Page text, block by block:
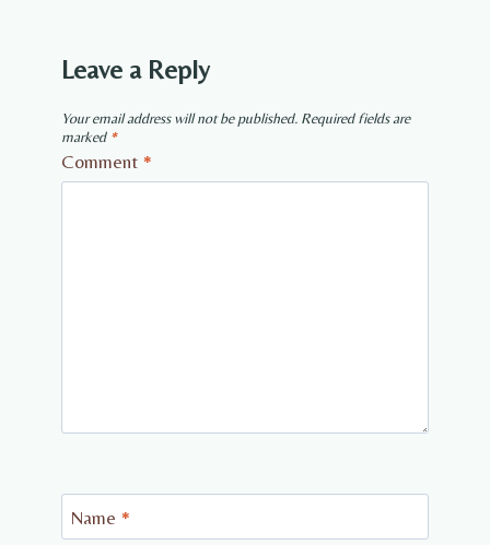
Leave a Reply
Your email address will not be published. Required fields are
marked *
Comment *
Name *